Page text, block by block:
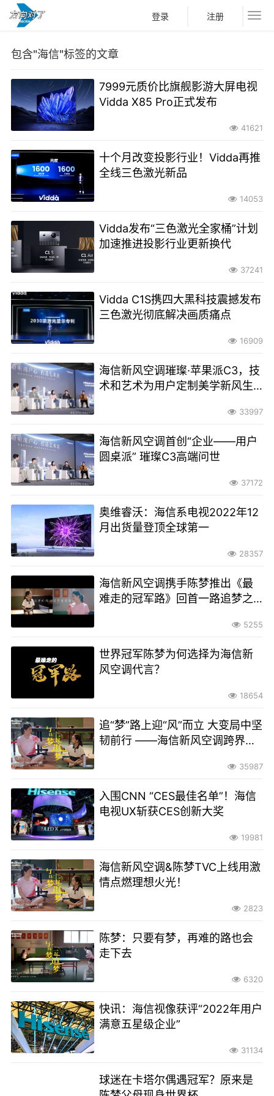
登录 注册
包含"海信"标签的文章
7999元质价比旗舰影游大屏电视
Vidda X85 Pro正式发布
41621
十个月改变投影行业！Vidda再推
全线三色激光新品
14053
Vidda发布“三色激光全家桶”计划
加速推进投影行业更新换代
37241
Vidda C1S携四大黑科技震撼发布
三色激光彻底解决画质痛点
16909
海信新风空调璀璨·苹果派C3，技
术和艺术为用户定制美学新风生
33997
海信新风空调首创“企业——用户
圆桌派” 璀璨C3高端问世
37172
奥维睿沃：海信系电视2022年12
月出货量登顶全球第一
28357
海信新风空调携手陈梦推出《最
难走的冠军路》回首一路追梦之
5255
世界冠军陈梦为何选择为海信新
风空调代言？
18654
追“梦”路上迎“风”而立 大变局中坚
韧前行 ——海信新风空调跨界讲
35987
入围CNN “CES最佳名单”！海信
电视UX斩获CES创新大奖
19981
海信新风空调&陈梦TVC上线用激
情点燃理想火光！
2823
陈梦：只要有梦，再难的路也会
走下去
6320
快讯：海信视像获评“2022年用户
满意五星级企业”
31134
球迷在卡塔尔偶遇冠军？原来是